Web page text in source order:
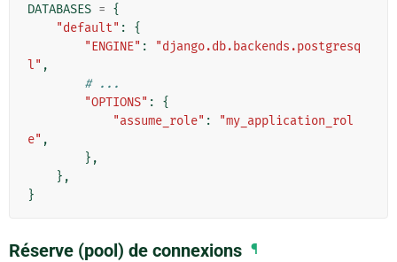
DATABASES = {
"default" :
{
"ENGINE" :
"django.db.backends.postgresq
l" ,
# ...
"OPTIONS" :
{
"assume_role" :
"my_application_rol
e" ,
},
},
}
Réserve (pool) de connexions ¶